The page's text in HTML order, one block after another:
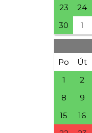
23
24
30
1
Po
Út
1
2
8
9
15
16